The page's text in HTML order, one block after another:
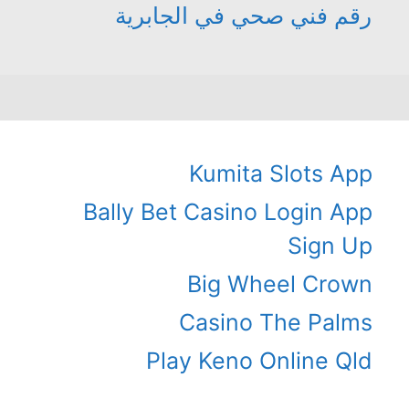
رقم فني صحي في الجابرية
Kumita Slots App
Bally Bet Casino Login App
Sign Up
Big Wheel Crown
Casino The Palms
Play Keno Online Qld